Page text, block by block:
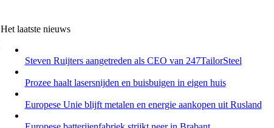
Het laatste nieuws
Steven Ruijters aangetreden als CEO van 247TailorSteel
Prozee haalt lasersnijden en buisbuigen in eigen huis
Europese Unie blijft metalen en energie aankopen uit Rusland